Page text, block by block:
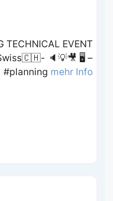
TECHNICAL EVENT
🔈💡🎥 🖥 –
#planning mehr Info